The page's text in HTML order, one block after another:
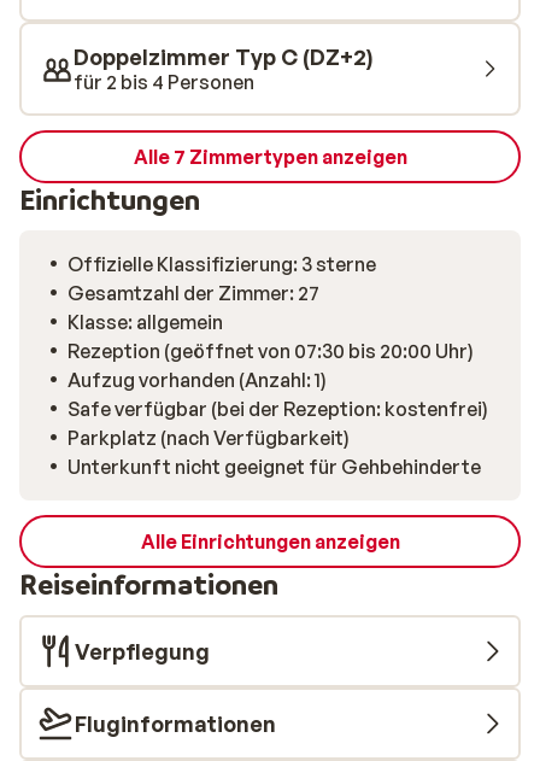
Doppelzimmer Typ C (DZ+2)
für 2 bis 4 Personen
Alle 7 Zimmertypen anzeigen
Einrichtungen
Offizielle Klassifizierung: 3 sterne
Gesamtzahl der Zimmer: 27
Klasse: allgemein
Rezeption (geöffnet von 07:30 bis 20:00 Uhr)
Aufzug vorhanden (Anzahl: 1)
Safe verfügbar (bei der Rezeption: kostenfrei)
Parkplatz (nach Verfügbarkeit)
Unterkunft nicht geeignet für Gehbehinderte
Alle Einrichtungen anzeigen
Reiseinformationen
Verpflegung
Fluginformationen